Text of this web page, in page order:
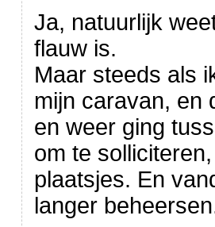
Ja, natuurlijk
flauw is.
Maar steeds als
mijn caravan, en
en weer ging
om te
plaatsjes. En
langer